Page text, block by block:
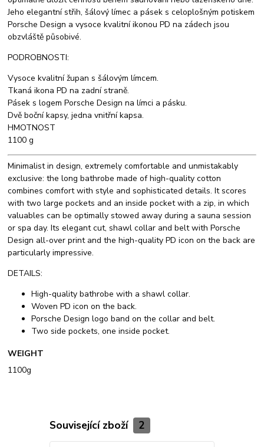
Jeho elegantní střih, šálový límec a pásek s celoplošným potiskem
Porsche Design a vysoce kvalitní ikonou PD na zádech jsou
obzvláště působivé.
PODROBNOSTI:
Vysoce kvalitní župan s šálovým límcem.
Tkaná ikona PD na zadní straně.
Pásek s logem Porsche Design na límci a pásku.
Dvě boční kapsy, jedna vnitřní kapsa.
HMOTNOST
1100 g
Minimalist in design, extremely comfortable and unmistakably
exclusive: the long bathrobe made of high-quality cotton
combines comfort with style and sophisticated details. It scores
with two large pockets and an inside pocket with a zip, in which
valuables can be optimally stowed away during a sauna session
or spa day. Its elegant cut, shawl collar and belt with Porsche
Design all-over print and the high-quality PD icon on the back are
particularly impressive.
DETAILS:
High-quality bathrobe with a shawl collar.
Woven PD icon on the back.
Porsche Design logo band on the collar and belt.
Two side pockets, one inside pocket.
WEIGHT
1100g
Související zboží 2